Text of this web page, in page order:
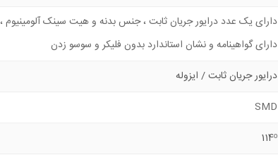
دارای یک عدد درایور جریان ثابت ، جنس بدنه و هیت سینک آلومینیوم ،
دارای گواهینامه و نشان استاندارد بدون فلیکر و سوسو زدن
درایور جریان ثابت / ایزوله
SMD
114ᵒ